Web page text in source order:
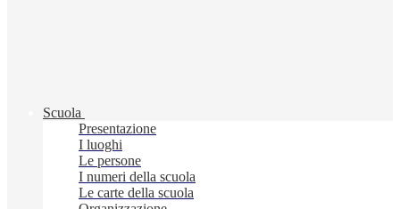
Scuola
Presentazione
I luoghi
Le persone
I numeri della scuola
Le carte della scuola